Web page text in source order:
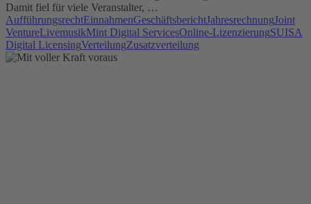
Damit fiel für viele Veranstalter, …
AufführungsrechtEinnahmenGeschäftsberichtJahresrechnungJoint
VentureLivemusikMint Digital ServicesOnline-LizenzierungSUISA
Digital LicensingVerteilungZusatzverteilung